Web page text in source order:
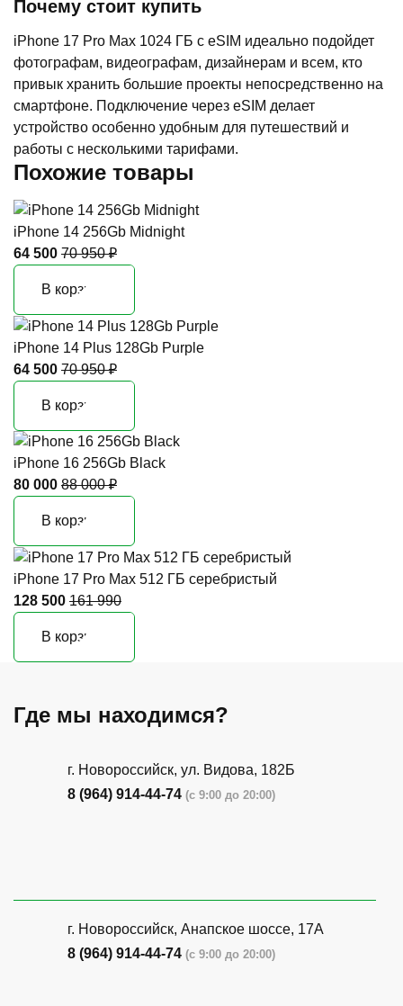
Почему стоит купить
iPhone 17 Pro Max 1024 ГБ с eSIM идеально подойдет
фотографам, видеографам, дизайнерам и всем, кто
привык хранить большие проекты непосредственно на
смартфоне. Подключение через eSIM делает
устройство особенно удобным для путешествий и
работы с несколькими тарифами.
Похожие товары
iPhone 14 256Gb Midnight
64 500 70 950 ₽
В корзину
iPhone 14 Plus 128Gb Purple
64 500 70 950 ₽
В корзину
iPhone 16 256Gb Black
80 000 88 000 ₽
В корзину
iPhone 17 Pro Max 512 ГБ серебристый
128 500 161 990
В корзину
Где мы находимся?
г. Новороссийск, ул. Видова, 182Б
8 (964) 914-44-74 (с 9:00 до 20:00)
г. Новороссийск, Анапское шоссе, 17А
8 (964) 914-44-74 (с 9:00 до 20:00)